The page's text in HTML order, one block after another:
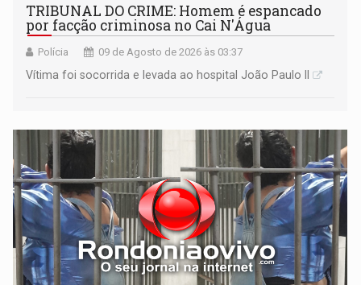
TRIBUNAL DO CRIME: Homem é espancado
por facção criminosa no Cai N'Água
Polícia 09 de Agosto de 2026 às 03:37
Vítima foi socorrida e levada ao hospital João Paulo II